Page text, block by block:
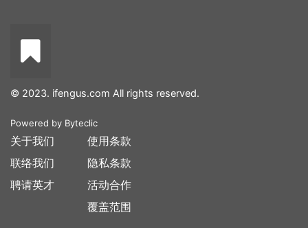
© 2023. ifengus.com All rights reserved.
Powered by Byteclic
关于我们
联络我们
聘请英才
使用条款
隐私条款
活动合作
覆盖范围